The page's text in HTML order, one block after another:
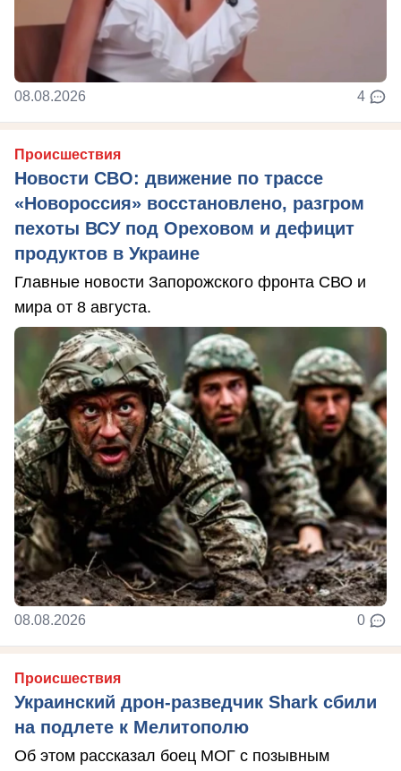
08.08.2026 4
Происшествия
Новости СВО: движение по трассе
«Новороссия» восстановлено, разгром
пехоты ВСУ под Ореховом и дефицит
продуктов в Украине
Главные новости Запорожского фронта СВО и
мира от 8 августа.
08.08.2026 0
Происшествия
Украинский дрон-разведчик Shark сбили
на подлете к Мелитополю
Об этом рассказал боец МОГ с позывным